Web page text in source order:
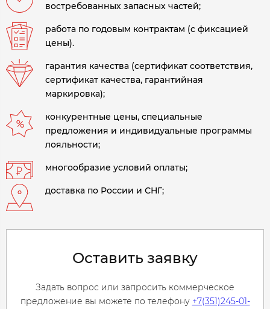
востребованных запасных частей;
работа по годовым контрактам (с фиксацией
цены).
гарантия качества (сертификат соответствия,
сертификат качества, гарантийная
маркировка);
конкурентные цены, специальные
предложения и индивидуальные программы
лояльности;
многообразие условий оплаты;
доставка по России и СНГ;
Оставить заявку
Задать вопрос или запросить коммерческое
предложение вы можете по телефону +7(351)245-01-